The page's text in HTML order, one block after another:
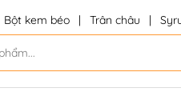
Bột kem béo | Trân châu |